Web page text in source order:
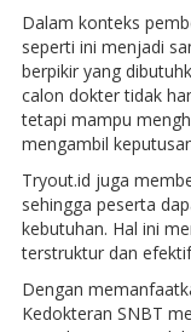
Dalam konteks
seperti ini menjadi
berpikir yang
calon dokter tidak
tetapi mampu
mengambil
Tryout.id juga
sehingga peserta
kebutuhan. Hal ini
terstruktur dan
Dengan
Kedokteran SNBT